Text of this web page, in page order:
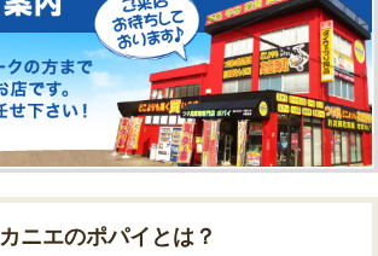
カニエのポパイとは？